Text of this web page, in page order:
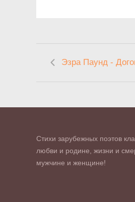
Эзра Паунд -
Стихи зарубежных поэтов
любви и родине, жизни и
мужчине и женщине!